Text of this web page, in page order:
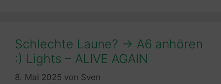
Schlechte Laune? -> A6 anhören
:) Lights – ALIVE AGAIN
8. Mai 2025 von Sven